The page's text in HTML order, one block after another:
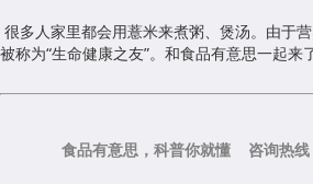
很多人家里都会用薏米来煮粥、煲汤。由于
被称为“生命健康之友”。和食品有意思一起
食品有意思，科普你就懂 咨询热线